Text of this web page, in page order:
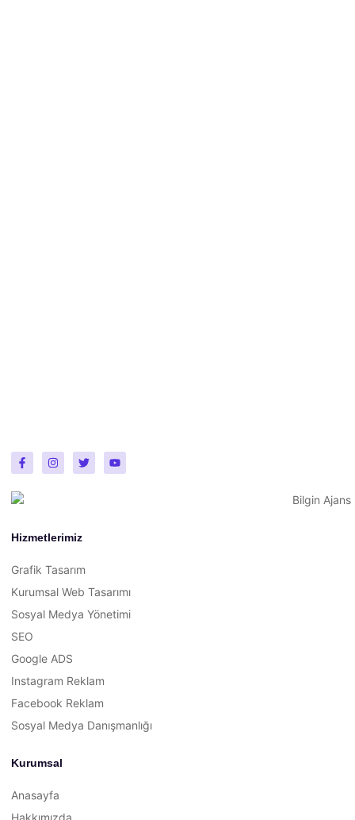
Hizmetlerimiz
Grafik Tasarım
Kurumsal Web Tasarımı
Sosyal Medya Yönetimi
SEO
Google ADS
Instagram Reklam
Facebook Reklam
Sosyal Medya Danışmanlığı
Kurumsal
Anasayfa
Hakkımızda